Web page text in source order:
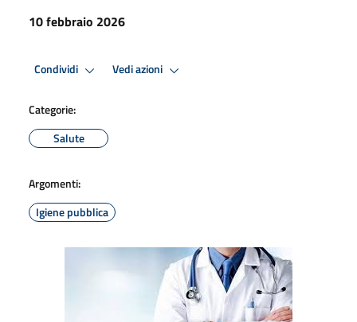
10 febbraio 2026
Condividi Vedi azioni
Categorie:
Salute
Argomenti:
Igiene pubblica